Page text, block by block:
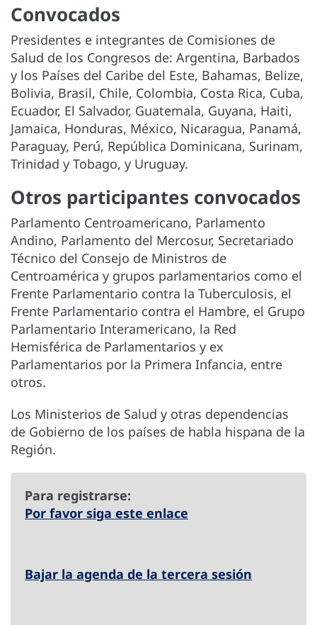
Convocados
Presidentes e integrantes de Comisiones de
Salud de los Congresos de: Argentina, Barbados
y los Países del Caribe del Este, Bahamas, Belize,
Bolivia, Brasil, Chile, Colombia, Costa Rica, Cuba,
Ecuador, El Salvador, Guatemala, Guyana, Haiti,
Jamaica, Honduras, México, Nicaragua, Panamá,
Paraguay, Perú, República Dominicana, Surinam,
Trinidad y Tobago, y Uruguay.
Otros participantes convocados
Parlamento Centroamericano, Parlamento
Andino, Parlamento del Mercosur, Secretariado
Técnico del Consejo de Ministros de
Centroamérica y grupos parlamentarios como el
Frente Parlamentario contra la Tuberculosis, el
Frente Parlamentario contra el Hambre, el Grupo
Parlamentario Interamericano, la Red
Hemisférica de Parlamentarios y ex
Parlamentarios por la Primera Infancia, entre
otros.
Los Ministerios de Salud y otras dependencias
de Gobierno de los países de habla hispana de la
Región.
Para registrarse:
Por favor siga este enlace
Bajar la agenda de la tercera sesión